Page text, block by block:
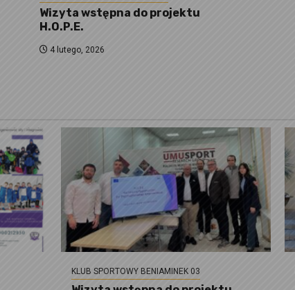
Wizyta wstępna do projektu
H.O.P.E.
4 lutego, 2026
KLUB SPORTOWY BENIAMINEK 03